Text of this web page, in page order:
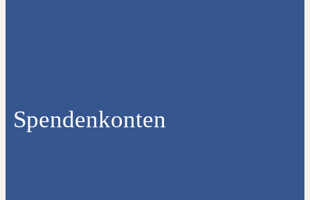
Spendenkonten